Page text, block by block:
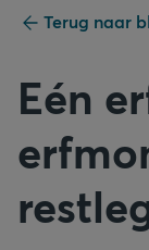
Terug naar
Eén